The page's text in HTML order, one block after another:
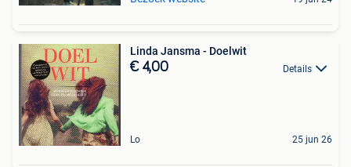
Linda Jansma - Doelwit
€ 4,00 Details
Lo 25 jun 26